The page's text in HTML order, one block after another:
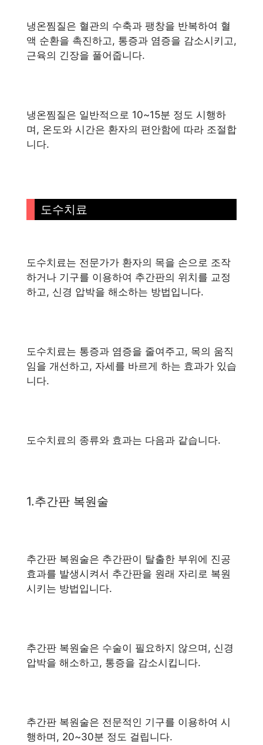
냉온찜질은 혈관의 수축과 팽창을 반복하여 혈
액 순환을 촉진하고, 통증과 염증을 감소시키고,
근육의 긴장을 풀어줍니다.
냉온찜질은 일반적으로 10~15분 정도 시행하
며, 온도와 시간은 환자의 편안함에 따라 조절합
니다.
도수치료
도수치료는 전문가가 환자의 목을 손으로 조작
하거나 기구를 이용하여 추간판의 위치를 교정
하고, 신경 압박을 해소하는 방법입니다.
도수치료는 통증과 염증을 줄여주고, 목의 움직
임을 개선하고, 자세를 바르게 하는 효과가 있습
니다.
도수치료의 종류와 효과는 다음과 같습니다.
1.추간판 복원술
추간판 복원술은 추간판이 탈출한 부위에 진공
효과를 발생시켜서 추간판을 원래 자리로 복원
시키는 방법입니다.
추간판 복원술은 수술이 필요하지 않으며, 신경
압박을 해소하고, 통증을 감소시킵니다.
추간판 복원술은 전문적인 기구를 이용하여 시
행하며, 20~30분 정도 걸립니다.